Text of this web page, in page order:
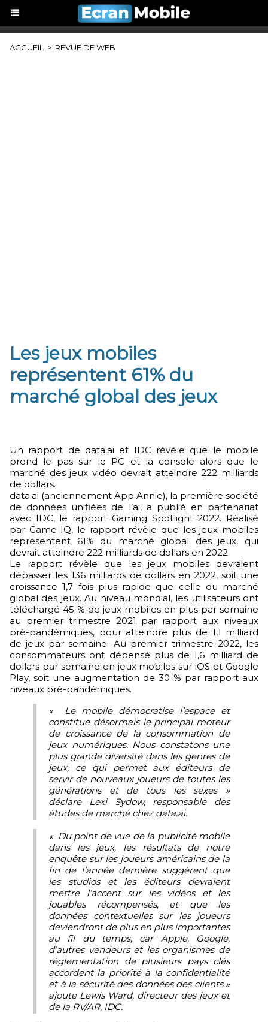
ACCUEIL > REVUE DE WEB
Les jeux mobiles
représentent 61% du
marché global des jeux
Un rapport de data.ai et IDC révèle que le mobile
prend le pas sur le PC et la console alors que le
marché des jeux vidéo devrait atteindre 222 milliards
de dollars.
data.ai (anciennement App Annie), la première société
de données unifiées de l’ai, a publié en partenariat
avec IDC, le rapport Gaming Spotlight 2022. Réalisé
par Game IQ, le rapport révèle que les jeux mobiles
représentent 61% du marché global des jeux, qui
devrait atteindre 222 milliards de dollars en 2022.
Le rapport révèle que les jeux mobiles devraient
dépasser les 136 milliards de dollars en 2022, soit une
croissance 1,7 fois plus rapide que celle du marché
global des jeux. Au niveau mondial, les utilisateurs ont
téléchargé 45 % de jeux mobiles en plus par semaine
au premier trimestre 2021 par rapport aux niveaux
pré-pandémiques, pour atteindre plus de 1,1 milliard
de jeux par semaine. Au premier trimestre 2022, les
consommateurs ont dépensé plus de 1,6 milliard de
dollars par semaine en jeux mobiles sur iOS et Google
Play, soit une augmentation de 30 % par rapport aux
niveaux pré-pandémiques.
« Le mobile démocratise l’espace et
constitue désormais le principal moteur
de croissance de la consommation de
jeux numériques. Nous constatons une
plus grande diversité dans les genres de
jeux, ce qui permet aux éditeurs de
servir de nouveaux joueurs de toutes les
générations et de tous les sexes »
déclare Lexi Sydow, responsable des
études de marché chez data.ai.
« Du point de vue de la publicité mobile
dans les jeux, les résultats de notre
enquête sur les joueurs américains de la
fin de l’année dernière suggèrent que
les studios et les éditeurs devraient
mettre l’accent sur les vidéos et les
jouables récompensés, et que les
données contextuelles sur les joueurs
deviendront de plus en plus importantes
au fil du temps, car Apple, Google,
d’autres vendeurs et les organismes de
réglementation de plusieurs pays clés
accordent la priorité à la confidentialité
et à la sécurité des données des clients »
ajoute Lewis Ward, directeur des jeux et
de la RV/AR, IDC.